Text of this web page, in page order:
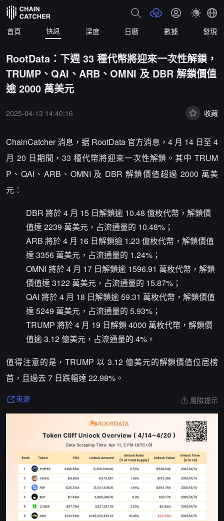
首頁 快訊 深度 日曆 數據 發現
RootData：下週 33 種代幣將迎來一次性解鎖，
TRUMP、QAI、ARB、OMNI 及 DBR 解鎖價值
逾 2000 萬美元
2025-04-13 14:40:16 收藏
ChainCatcher 消息，据 RootData 官方消息，4 月 14 日至 4
月 20 日期間，33 種代幣將迎來一次性解鎖。其中 TRUM
P、QAI、ARB、OMNI 及 DBR 解鎖價值超過 2000 萬美
元：
DBR 將於 4 月 15 日解鎖逾 10.48 億枚代幣，解鎖價
值達 2239 萬美元，占流通量的 10.48%；
ARB 將於 4 月 16 日解鎖逾 1.23 億枚代幣，解鎖價值
達 3356 萬美元，占流通量的 1.24%；
OMNI 將於 4 月 17 日解鎖逾 1596.91 萬枚代幣，解鎖
價值達 3122 萬美元，占流通量的 15.87%；
QAI 將於 4 月 18 日解鎖逾 59.31 萬枚代幣，解鎖價值
達 5249 萬美元，占流通量的 5.93%；
TRUMP 將於 4 月 19 日解鎖 4000 萬枚代幣，解鎖價
值逾 3.12 億美元，占流通量的 4%。
值得注意的是，TRUMP 以 3.12 億美元的解鎖價值位居榜
首，且過去 7 日跌幅達 22.98%。
來源 風險提示